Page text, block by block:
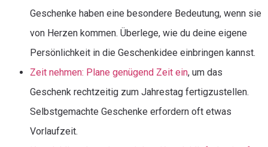
Geschenke haben eine besondere Bedeutung, wenn sie
von Herzen kommen. Überlege, wie du deine eigene
Persönlichkeit in die Geschenkidee einbringen kannst.
Zeit nehmen: Plane genügend Zeit ein, um das
Geschenk rechtzeitig zum Jahrestag fertigzustellen.
Selbstgemachte Geschenke erfordern oft etwas
Vorlaufzeit.